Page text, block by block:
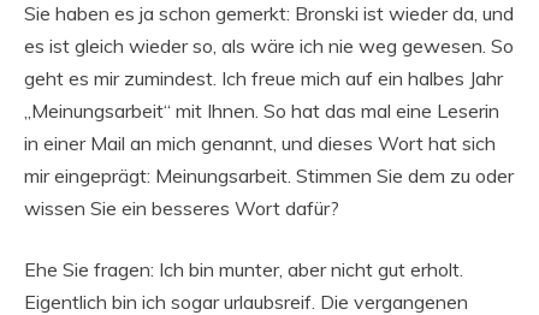
Sie haben es ja schon gemerkt: Bronski ist wieder da, und
es ist gleich wieder so, als wäre ich nie weg gewesen. So
geht es mir zumindest. Ich freue mich auf ein halbes Jahr
„Meinungsarbeit“ mit Ihnen. So hat das mal eine Leserin
in einer Mail an mich genannt, und dieses Wort hat sich
mir eingeprägt: Meinungsarbeit. Stimmen Sie dem zu oder
wissen Sie ein besseres Wort dafür?
Ehe Sie fragen: Ich bin munter, aber nicht gut erholt.
Eigentlich bin ich sogar urlaubsreif. Die vergangenen